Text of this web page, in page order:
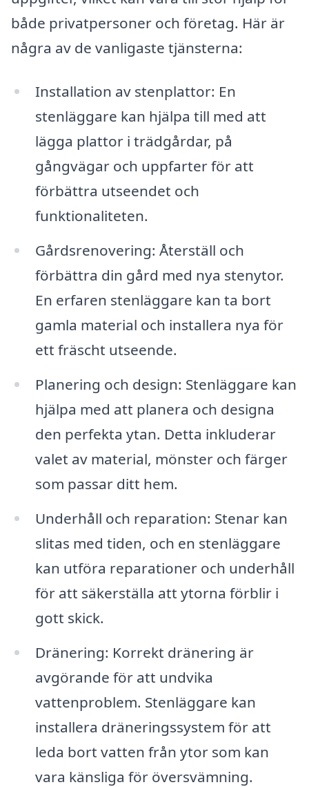
både privatpersoner och företag. Här är
några av de vanligaste tjänsterna:
Installation av stenplattor: En
stenläggare kan hjälpa till med att
lägga plattor i trädgårdar, på
gångvägar och uppfarter för att
förbättra utseendet och
funktionaliteten.
Gårdsrenovering: Återställ och
förbättra din gård med nya stenytor.
En erfaren stenläggare kan ta bort
gamla material och installera nya för
ett fräscht utseende.
Planering och design: Stenläggare kan
hjälpa med att planera och designa
den perfekta ytan. Detta inkluderar
valet av material, mönster och färger
som passar ditt hem.
Underhåll och reparation: Stenar kan
slitas med tiden, och en stenläggare
kan utföra reparationer och underhåll
för att säkerställa att ytorna förblir i
gott skick.
Dränering: Korrekt dränering är
avgörande för att undvika
vattenproblem. Stenläggare kan
installera dräneringssystem för att
leda bort vatten från ytor som kan
vara känsliga för översvämning.